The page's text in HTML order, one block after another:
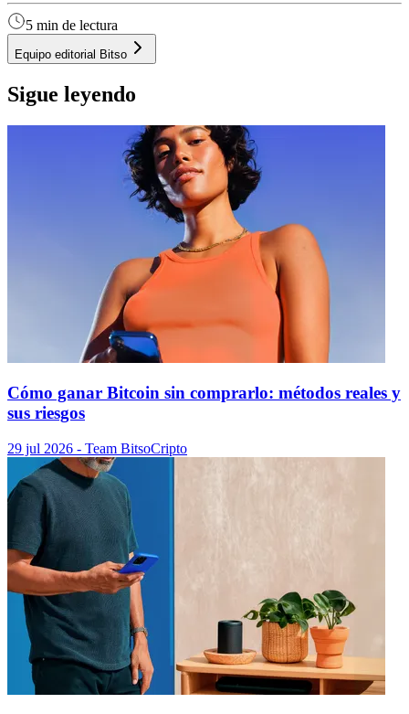
5 min de lectura
Equipo editorial Bitso
Sigue leyendo
Cómo ganar Bitcoin sin comprarlo: métodos reales y
sus riesgos
29 jul 2026 - Team BitsoCripto